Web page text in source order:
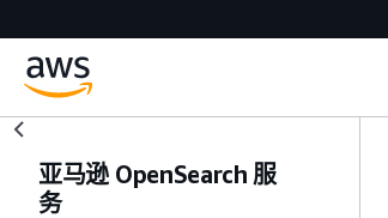
亚马逊 OpenSearch 服
务